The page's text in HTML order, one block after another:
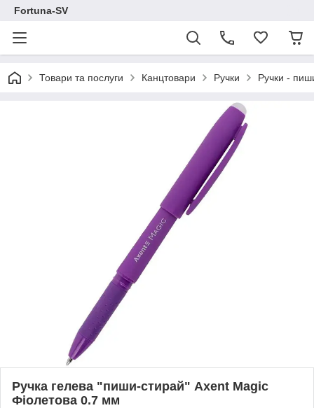
Fortuna-SV
Товари та послуги Канцтовари Ручки Ручки -
Ручка гелева "пиши-стирай" Axent Magic
Фіолетова 0.7 мм